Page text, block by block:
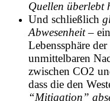
Quellen überlebt
Und schließlich
Abwesenheit–
Lebenssphäre
unmittelbaren
zwischen CO2
dass die den
“Mitigation”